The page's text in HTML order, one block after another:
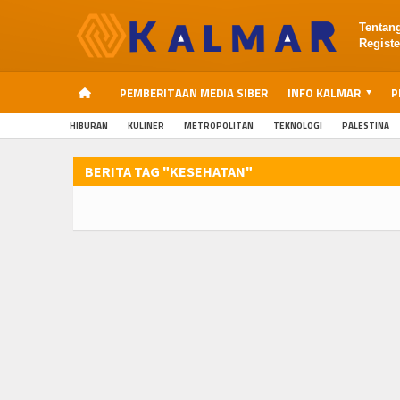
PEMBERITAAN MEDIA SIBER INFO KALMAR
HIBURAN KULINER METROPOLITAN TEKNOLOGI PALESTINA
BERITA TAG "KESEHATAN"